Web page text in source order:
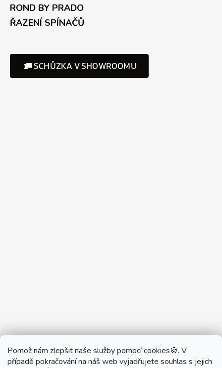
Pomož nám zlepšit naše služby pomocí cookies🍪. V
případě pokračování na náš web vyjadřujete souhlas s jejich
ROND BY PRADO
ŘAZENÍ SPÍNAČŮ
SCHŮZKA V SHOWROOMU
Partner Showroom MONOBRAND